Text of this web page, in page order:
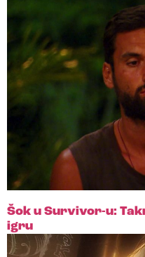
Šok u Survivor-u:
igru